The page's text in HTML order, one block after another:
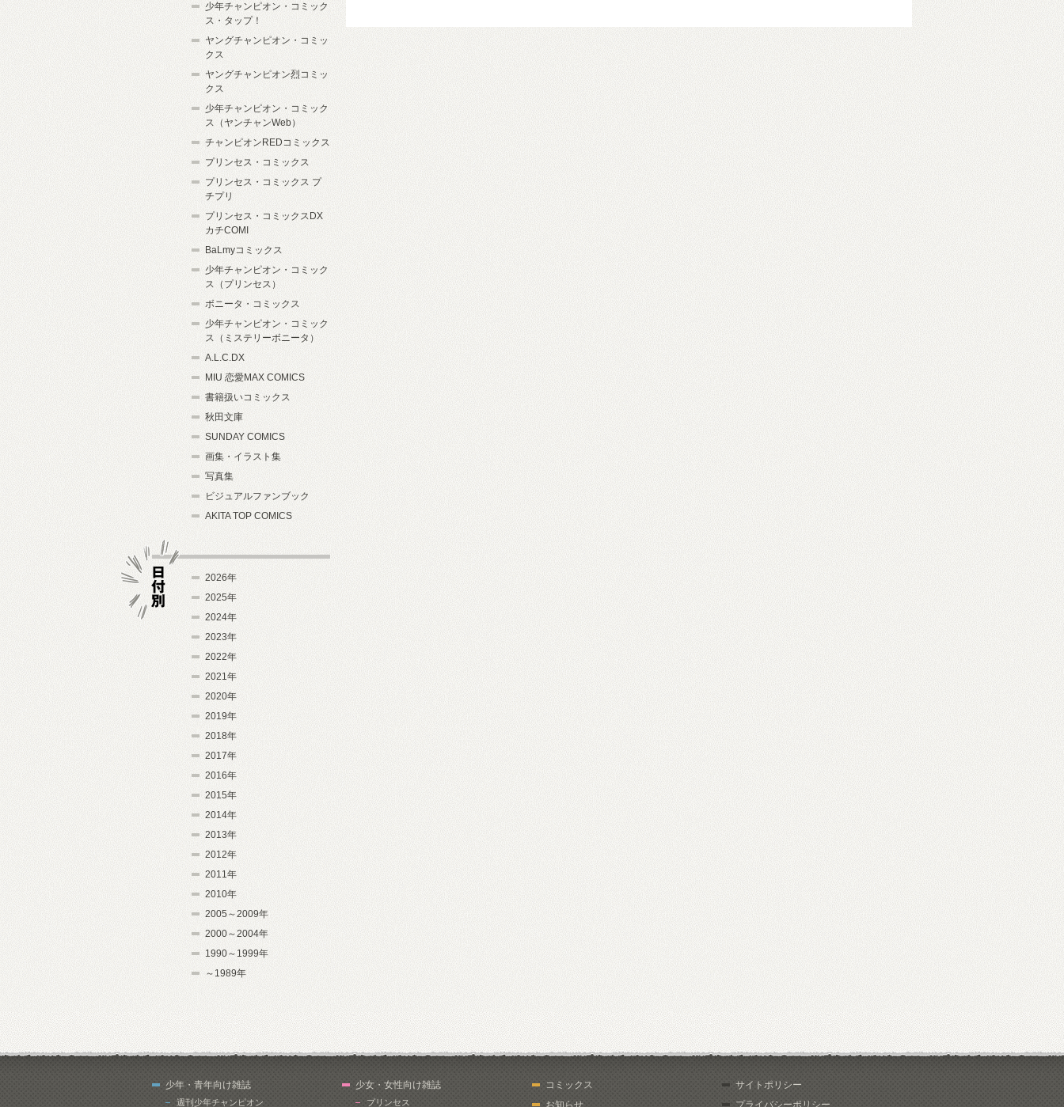
少年チャンピオン・コミック
ス・タップ！
ヤングチャンピオン・コミッ
クス
ヤングチャンピオン烈コミッ
クス
少年チャンピオン・コミック
ス（ヤンチャンWeb）
チャンピオンREDコミックス
プリンセス・コミックス
プリンセス・コミックス プ
チプリ
プリンセス・コミックスDX
カチCOMI
BaLmyコミックス
少年チャンピオン・コミック
ス（プリンセス）
ボニータ・コミックス
少年チャンピオン・コミック
ス（ミステリーボニータ）
A.L.C.DX
MIU 恋愛MAX COMICS
書籍扱いコミックス
秋田文庫
SUNDAY COMICS
画集・イラスト集
写真集
ビジュアルファンブック
AKITA TOP COMICS
2026年
2025年
2024年
2023年
2022年
2021年
2020年
2019年
2018年
2017年
2016年
2015年
2014年
2013年
2012年
2011年
2010年
2005～2009年
2000～2004年
1990～1999年
～1989年
少年・青年向け雑誌
週刊少年チャンピオン
少女・女性向け雑誌
プリンセス
コミックス
お知らせ
サイトポリシー
プライバシーポリシー